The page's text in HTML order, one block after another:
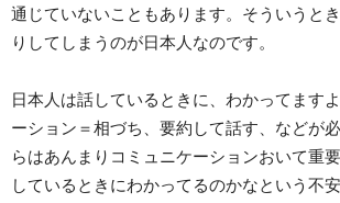
通じていないこともあります。そういうと
りしてしまうのが日本人なのです。
日本人は話しているときに、わかってます
ーション＝相づち、要約して話す、などが
らはあんまりコミュニケーションおいて重
しているときにわかってるのかなという不